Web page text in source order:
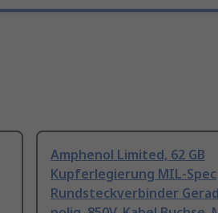
Amphenol Limited, 62 GB
Kupferlegierung MIL-Spec
Rundsteckverbinder